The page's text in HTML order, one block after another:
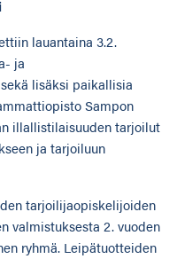
lauantaina 3.2.
ja
sekä lisäksi paikallisia
Sampon
illallistilaisuuden tarjoilut
ja tarjoiluun
tarjoilijaopiskelijoiden
valmistuksesta 2. vuoden
ryhmä. Leipätuotteiden